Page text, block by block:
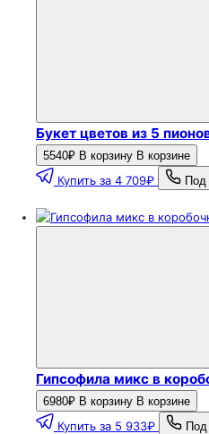
Букет цветов из 5
5540₽ В корзину В корзине
Купить за 4 709₽ Под
Гипсофила микс в
6980₽ В корзину В корзине
Купить за 5 933₽ Под